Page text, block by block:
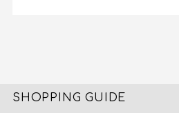
SHOPPING GUIDE